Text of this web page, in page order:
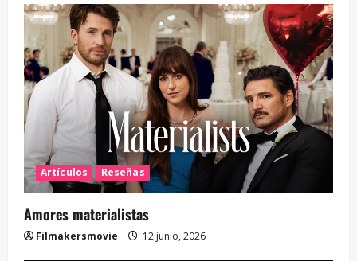
Artículos Reseñas
Amores materialistas
Filmakersmovie 12 junio, 2026